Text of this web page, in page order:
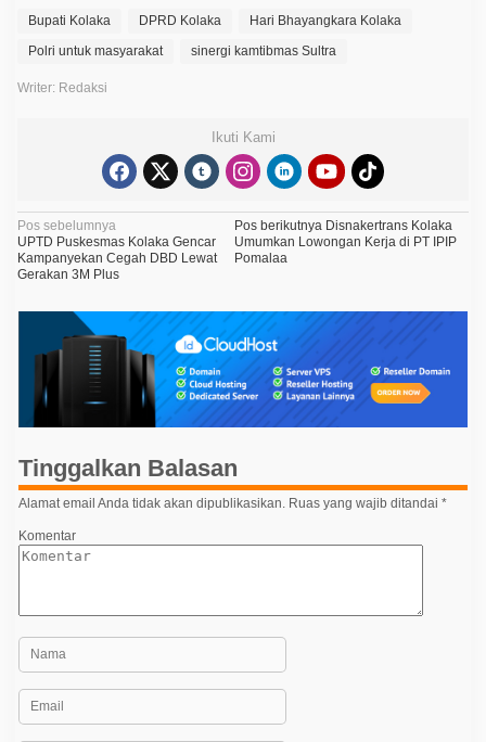
Bupati Kolaka DPRD Kolaka
Hari Bhayangkara Kolaka
Polri untuk masyarakat
sinergi kamtibmas Sultra
Writer: Redaksi
Ikuti Kami
N
a
v
i
i
p
o
s
Pos sebelumnya
UPTD Puskesmas Kolaka Gencar
Kampanyekan Cegah DBD Lewat
Gerakan 3M Plus
Pos berikutnyaDisnakertrans Kolaka
Umumkan Lowongan Kerja di PT IPIP
Pomalaa
Tinggalkan Balasan
Alamat email Anda tidak akan dipublikasikan. Ruas yang wajib ditandai *
Komentar